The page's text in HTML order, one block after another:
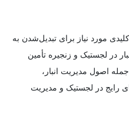
مورد نیاز برای تبدیل‌شدن به
در لجستیک و زنجیره تأمین
اصول مدیریت انبار،
رایج در لجستیک و مدیریت